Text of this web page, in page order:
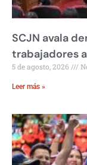
SCJN avala
trabajadores
5 de agosto, 2026
Leer más »